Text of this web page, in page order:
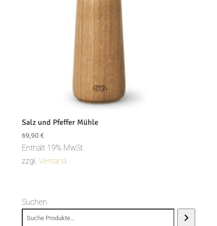
Salz und Pfeffer Mühle
69,90 €
Enthält 19% MwSt.
zzgl. Versand
Suchen